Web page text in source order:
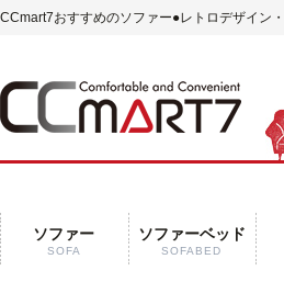
CCmart7おすすめのソファー●レトロデザイン
ソファー
SOFA
ソファーベッド
SOFABED